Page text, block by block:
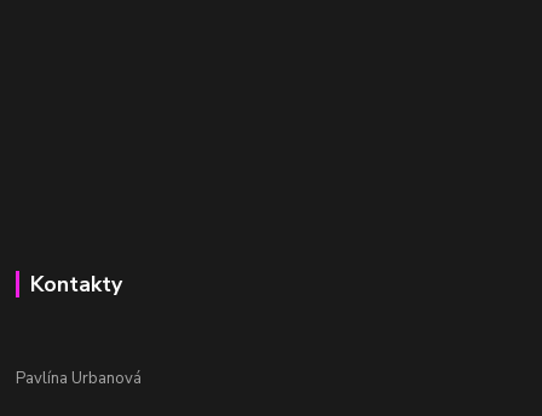
Kontakty
Pavlína Urbanová